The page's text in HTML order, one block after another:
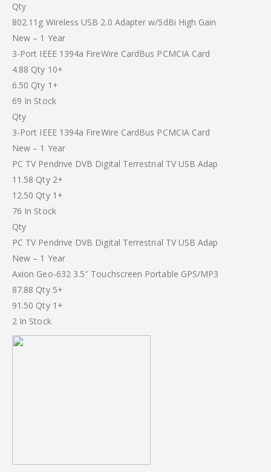
Qty
802.11g Wireless USB 2.0 Adapter w/5dBi High Gain
New – 1 Year
3-Port IEEE 1394a FireWire CardBus PCMCIA Card
4.88 Qty 10+
6.50 Qty 1+
69 In Stock
Qty
3-Port IEEE 1394a FireWire CardBus PCMCIA Card
New – 1 Year
PC TV Pendrive DVB Digital Terrestrial TV USB Adap
11.58 Qty 2+
12.50 Qty 1+
76 In Stock
Qty
PC TV Pendrive DVB Digital Terrestrial TV USB Adap
New – 1 Year
Axion Geo-632 3.5″ Touchscreen Portable GPS/MP3
87.88 Qty 5+
91.50 Qty 1+
2 In Stock